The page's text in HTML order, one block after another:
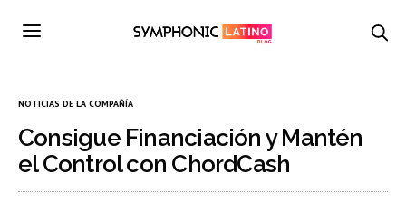
NOTICIAS DE LA COMPAÑÍA
Consigue Financiación y Mantén
el Control con ChordCash